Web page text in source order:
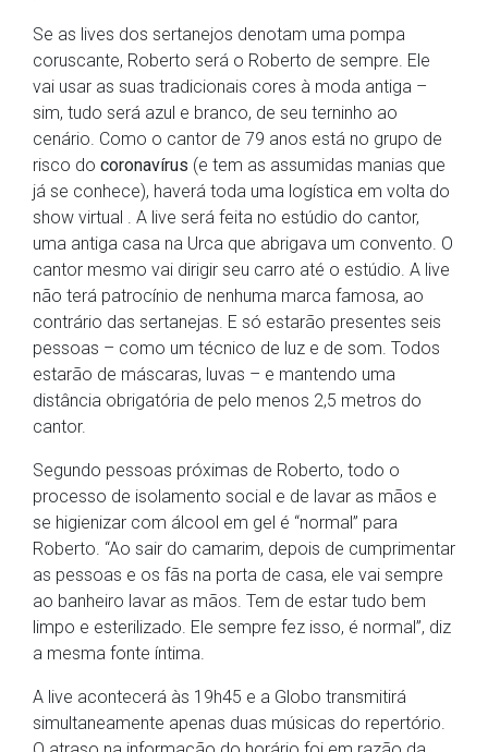
Se as lives dos sertanejos denotam uma pompa
coruscante, Roberto será o Roberto de sempre. Ele
vai usar as suas tradicionais cores à moda antiga –
sim, tudo será azul e branco, de seu terninho ao
cenário. Como o cantor de 79 anos está no grupo de
risco do coronavírus (e tem as assumidas manias que
já se conhece), haverá toda uma logística em volta do
show virtual . A live será feita no estúdio do cantor,
uma antiga casa na Urca que abrigava um convento. O
cantor mesmo vai dirigir seu carro até o estúdio. A live
não terá patrocínio de nenhuma marca famosa, ao
contrário das sertanejas. E só estarão presentes seis
pessoas – como um técnico de luz e de som. Todos
estarão de máscaras, luvas – e mantendo uma
distância obrigatória de pelo menos 2,5 metros do
cantor.
Segundo pessoas próximas de Roberto, todo o
processo de isolamento social e de lavar as mãos e
se higienizar com álcool em gel é “normal” para
Roberto. “Ao sair do camarim, depois de cumprimentar
as pessoas e os fãs na porta de casa, ele vai sempre
ao banheiro lavar as mãos. Tem de estar tudo bem
limpo e esterilizado. Ele sempre fez isso, é normal”, diz
a mesma fonte íntima.
A live acontecerá às 19h45 e a Globo transmitirá
simultaneamente apenas duas músicas do repertório.